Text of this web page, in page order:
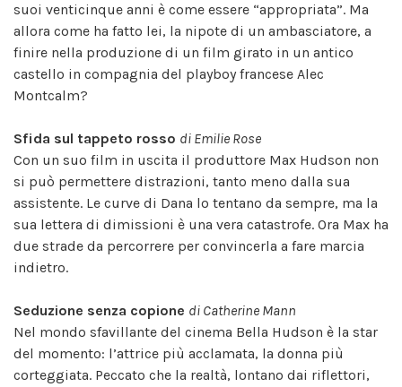
suoi venticinque anni è come essere “appropriata”. Ma
allora come ha fatto lei, la nipote di un ambasciatore, a
finire nella produzione di un film girato in un antico
castello in compagnia del playboy francese Alec
Montcalm?
Sfida sul tappeto rosso di Emilie Rose
Con un suo film in uscita il produttore Max Hudson non
si può permettere distrazioni, tanto meno dalla sua
assistente. Le curve di Dana lo tentano da sempre, ma la
sua lettera di dimissioni è una vera catastrofe. Ora Max ha
due strade da percorrere per convincerla a fare marcia
indietro.
Seduzione senza copione di Catherine Mann
Nel mondo sfavillante del cinema Bella Hudson è la star
del momento: l’attrice più acclamata, la donna più
corteggiata. Peccato che la realtà, lontano dai riflettori,